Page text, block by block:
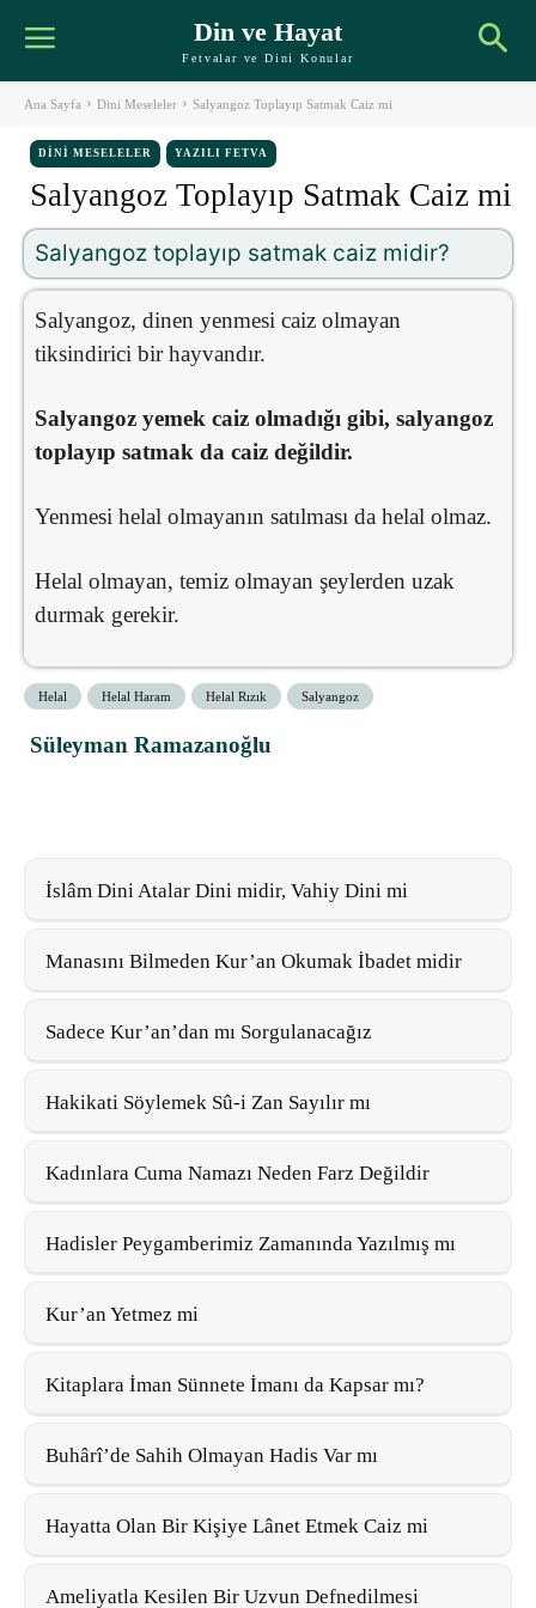
Din ve Hayat
Fetvalar ve Dini Konular
Ana Sayfa Dini Meseleler Salyangoz Toplayıp Satmak Caiz mi
DINI MESELELER YAZILI FETVA
Salyangoz Toplayıp Satmak Caiz mi
Salyangoz toplayıp satmak caiz midir?
Salyangoz, dinen yenmesi caiz olmayan
tiksindirici bir hayvandır.
Salyangoz yemek caiz olmadığı gibi, salyangoz
toplayıp satmak da caiz değildir.
Yenmesi helal olmayanın satılması da helal olmaz.
Helal olmayan, temiz olmayan şeylerden uzak
durmak gerekir.
Helal Helal Haram Helal Rızık Salyangoz
Süleyman Ramazanoğlu
İslâm Dini Atalar Dini midir, Vahiy Dini mi
Manasını Bilmeden Kur’an Okumak İbadet midir
Sadece Kur’an’dan mı Sorgulanacağız
Hakikati Söylemek Sû-i Zan Sayılır mı
Kadınlara Cuma Namazı Neden Farz Değildir
Hadisler Peygamberimiz Zamanında Yazılmış mı
Kur’an Yetmez mi
Kitaplara İman Sünnete İmanı da Kapsar mı?
Buhârî’de Sahih Olmayan Hadis Var mı
Hayatta Olan Bir Kişiye Lânet Etmek Caiz mi
Ameliyatla Kesilen Bir Uzvun Defnedilmesi